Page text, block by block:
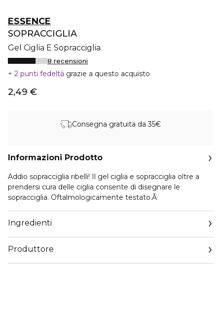
ESSENCE
SOPRACCIGLIA
Gel Ciglia E Sopracciglia
8 recensioni
2 punti fedeltà grazie a questo acquisto
2,49 €
Consegna gratuita da 35€
Informazioni Prodotto
Addio sopracciglia ribelli! Il gel ciglia e sopracciglia oltre a
prendersi cura delle ciglia consente di disegnare le
sopracciglia. Oftalmologicamente testato.Â
Ingredienti
Produttore